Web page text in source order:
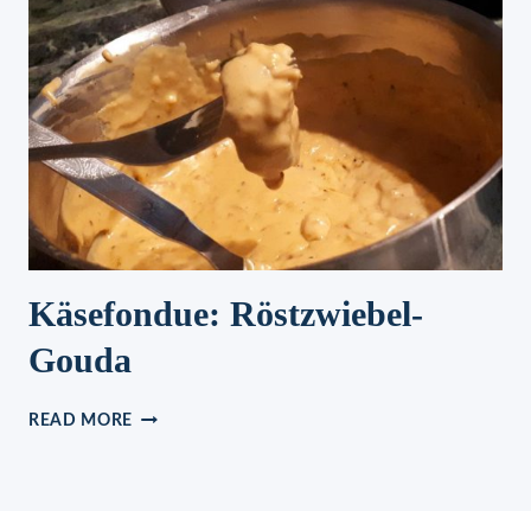
EIN
PAAR
MÄUSE
Käsefondue: Röstzwiebel-
Gouda
READ MORE KÄSEFONDUE: